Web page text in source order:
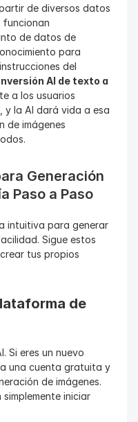
de diversos datos
funcionan
de datos de
para
del
AI de texto a
a los usuarios
y la AI dará vida a esa
de imágenes
Generación
Paso a Paso
intuitiva para generar
Sigue estos
tus propios
de
Si eres un nuevo
una cuenta gratuita y
de imágenes.
iniciar